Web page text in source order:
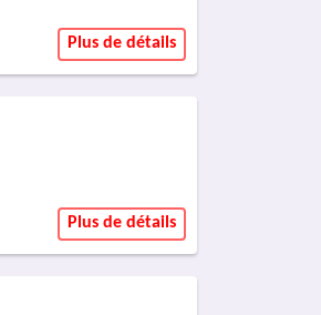
Plus de détails
Plus de détails